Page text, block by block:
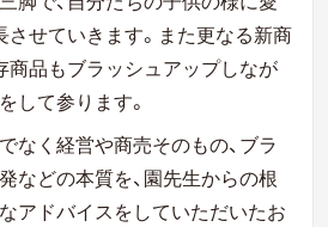
させていきます。また更なる新商
商品もブラッシュアップしなが
して参ります。
なく経営や商売そのもの、ブラ
などの本質を、園先生からの根
アドバイスをしていただいたお